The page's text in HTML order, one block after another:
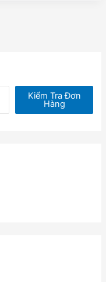
Kiểm Tra Đơn
Hàng